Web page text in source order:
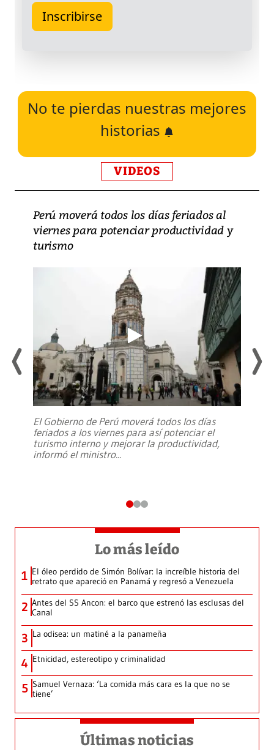
No te pierdas nuestras mejores
historias
VIDEOS
Perú moverá todos los días feriados al
viernes para potenciar productividad y
turismo
El Gobierno de Perú moverá todos los días
feriados a los viernes para así potenciar el
turismo interno y mejorar la productividad,
informó el ministro...
Lo más leído
1 El óleo perdido de Simón Bolívar: la increíble historia del
retrato que apareció en Panamá y regresó a Venezuela
2 Antes del SS Ancon: el barco que estrenó las esclusas del
Canal
3 La odisea: un matiné a la panameña
4 Etnicidad, estereotipo y criminalidad
5 Samuel Vernaza: ‘La comida más cara es la que no se
tiene’
Últimas noticias